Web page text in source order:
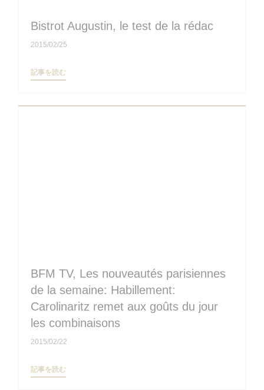
Bistrot Augustin, le test de la rédac
2015/02/25
記事を読む((新しいウィンドウで開きます))
BFM TV, Les nouveautés parisiennes
de la semaine: Habillement:
Carolinaritz remet aux goûts du jour
les combinaisons
2015/02/22
記事を読む((新しいウィンドウで開きます))